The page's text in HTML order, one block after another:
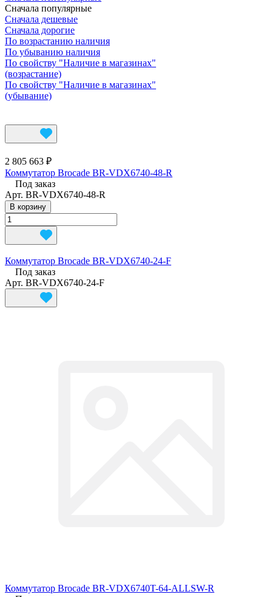
Сначала популярные
Сначала дешевые
Сначала дорогие
По возрастанию наличия
По убыванию наличия
По свойству "Наличие в магазинах"
(возрастание)
По свойству "Наличие в магазинах"
(убывание)
2 805 663 ₽
Коммутатор Brocade BR-VDX6740-48-R
Под заказ
Арт. BR-VDX6740-48-R
В корзину
Коммутатор Brocade BR-VDX6740-24-F
Под заказ
Арт. BR-VDX6740-24-F
Коммутатор Brocade BR-VDX6740T-64-ALLSW-R